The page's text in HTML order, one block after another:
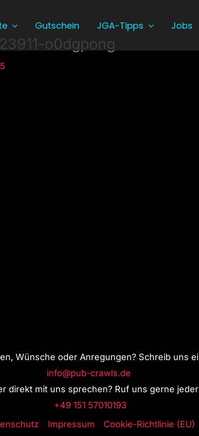
Gutschein JGA-Tipps Jobs
o0dgpong
Wünsche oder Anregungen? Schreib uns
info@pub-crawls.de
direkt mit uns sprechen? Ruf uns gerne
+49 151 57010193
Impressum Cookie-Richtlinie (EU)